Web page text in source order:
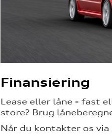
Finansiering
Lease eller låne - fast
store? Brug
Når du kontakter os